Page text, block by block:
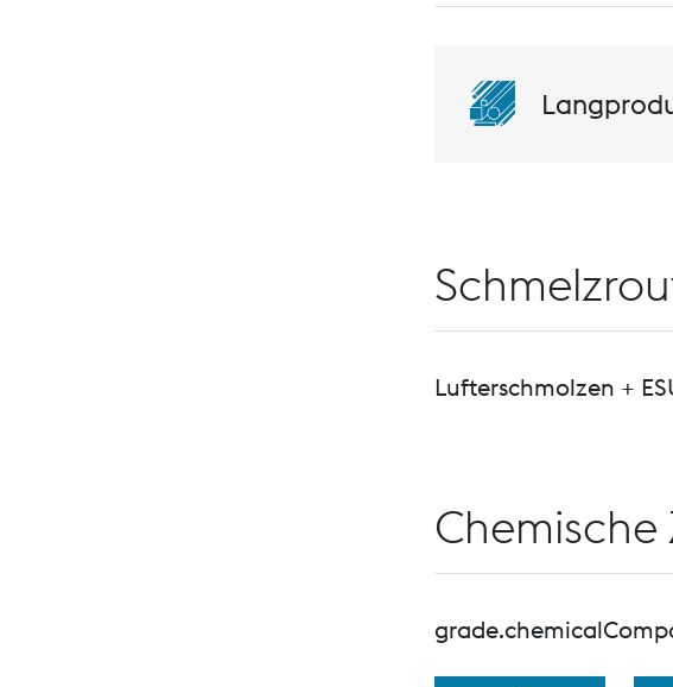
Lufterschmolzen +